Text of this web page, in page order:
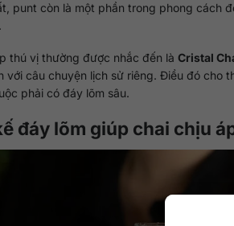
punt còn là một phần trong phong cách
thú vị thường được nhắc đến là Cristal
với câu chuyện lịch sử riêng. Điều đó cho
phải có đáy lõm sâu.
đáy lõm giúp chai chịu